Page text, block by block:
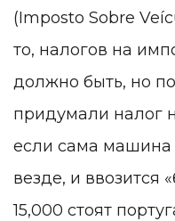
(Imposto Sobre
то, налогов на
должно быть, но
придумали налог
если сама машина
везде, и ввозится
15,000 стоят